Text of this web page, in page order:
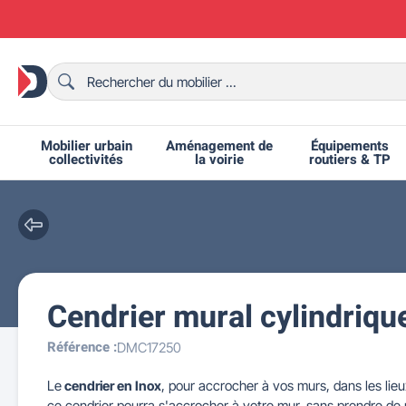
Mobilier urbain
collectivités
Bancs urbains
Aménagement de
la voirie
Bornes et potelets urbains
Équipements
routiers & TP
Ralentisseurs routiers
Grilles d'exposition
Fêtes et événements
Chaises de collectivité
Mobilier intérieur CHR
Chaises et bancs scolaires
Tables de ping-pong
Cendrier mural
Référence :DMC17250
Lecendrier en Inox, pour accrocher à vos murs, dans les